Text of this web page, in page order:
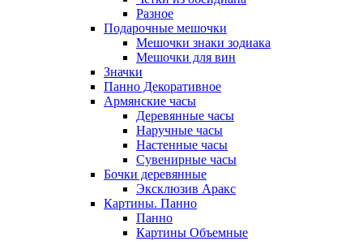
Разное
Подарочные мешочки
Мешочки знаки зодиака
Мешочки для вин
Значки
Панно Декоративное
Армянские часы
Деревянные часы
Наручные часы
Настенные часы
Сувенирные часы
Бочки деревянные
Эксклюзив Аракс
Картины. Панно
Панно
Картины Объемные